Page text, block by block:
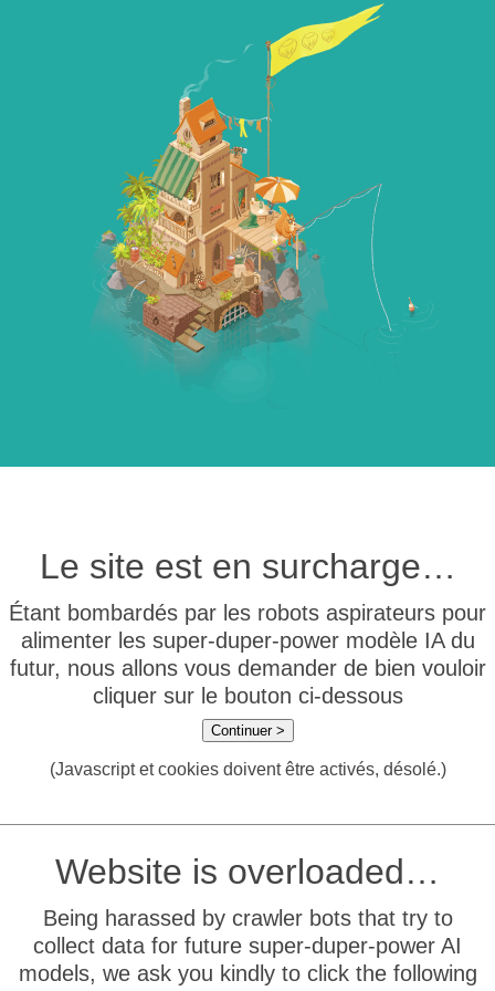
Le site est en surcharge…
Étant bombardés par les robots aspirateurs pour
alimenter les super-duper-power modèle IA du
futur, nous allons vous demander de bien vouloir
cliquer sur le bouton ci-dessous
Continuer >
(Javascript et cookies doivent être activés, désolé.)
Website is overloaded…
Being harassed by crawler bots that try to
collect data for future super-duper-power AI
models, we ask you kindly to click the following